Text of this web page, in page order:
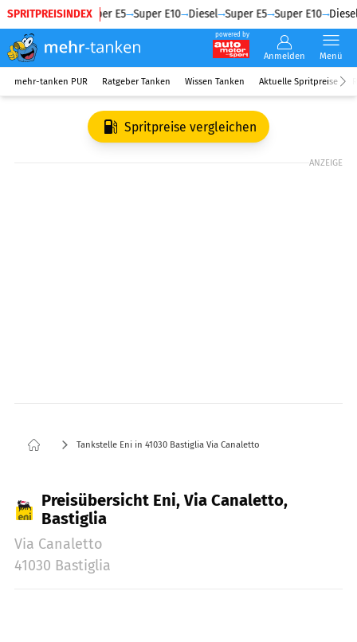
SPRITPREISINDEX
Diesel Super E5 Super E10 Diesel Super E5 Super E10 Diesel
powered by
Anmelden Menü
mehr-tanken PUR Ratgeber Tanken Wissen Tanken Aktuelle Spritpreise
Spritpreise vergleichen
ANZEIGE
Tankstelle Eni in 41030 Bastiglia Via Canaletto
Preisübersicht Eni, Via Canaletto,
Bastiglia
Via Canaletto
41030 Bastiglia